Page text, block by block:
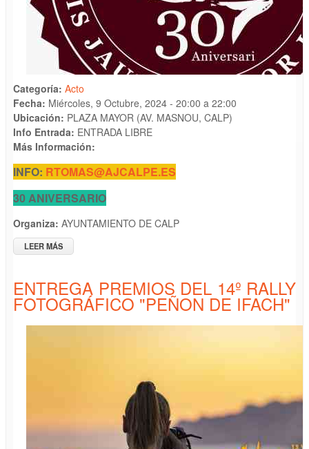
Categoría: Acto
Fecha: Miércoles, 9 Octubre, 2024 - 20:00 a 22:00
Ubicación: PLAZA MAYOR (AV. MASNOU, CALP)
Info Entrada: ENTRADA LIBRE
Más Información:
INFO: RTOMAS@AJCALPE.ES
30 ANIVERSARIO
Organiza: AYUNTAMIENTO DE CALP
LEER MÁS
FLUIXA, 9 D´OCTUBRE I MEDALLES DE LA VILA"
ENTREGA PREMIOS DEL 14º RALLY
FOTOGRÁFICO "PEÑON DE IFACH"